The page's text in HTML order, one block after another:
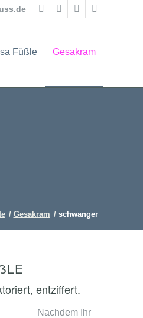
Füßle Gesakram
/ Gesakram / schwanger
entziffert.
Nachdem Ihr